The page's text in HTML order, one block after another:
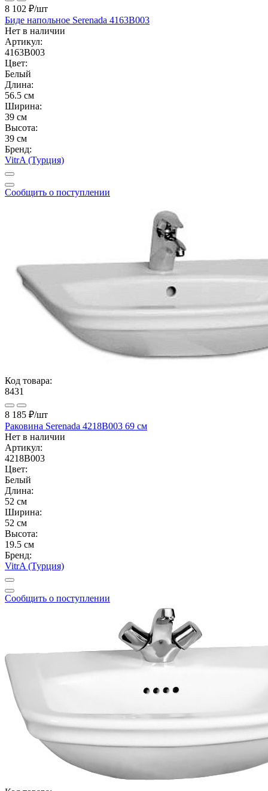
8 102 ₽/шт
Биде напольное Serenada 4163B003
Нет в наличии
Артикул:
4163B003
Цвет:
Белый
Длина:
56.5 см
Ширина:
39 см
Высота:
39 см
Бренд:
VitrA (Турция)
Сообщить о поступлении
Код товара:
8431
8 185 ₽/шт
Раковина Serenada 4218B003 69 см
Нет в наличии
Артикул:
4218B003
Цвет:
Белый
Длина:
52 см
Ширина:
52 см
Высота:
19.5 см
Бренд:
VitrA (Турция)
Сообщить о поступлении